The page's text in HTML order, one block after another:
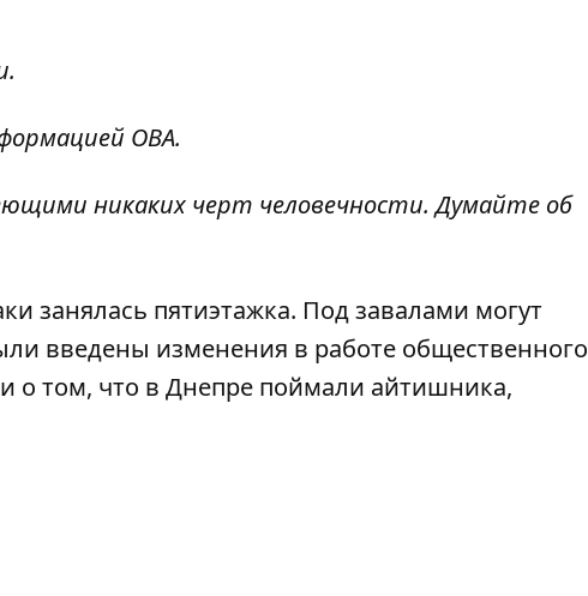
ОВА.
никаких черт человечности. Думайте об
занялась пятиэтажка. Под завалами могут
введены изменения в работе общественного
о том, что в Днепре поймали айтишника,